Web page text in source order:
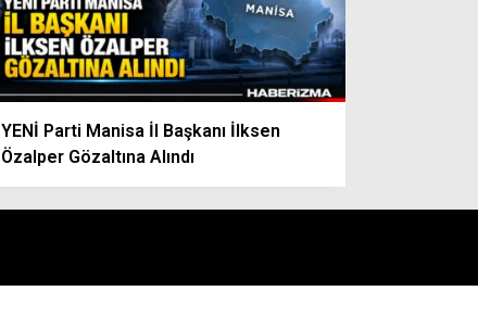
YENİ Parti Manisa İl Başkanı İlksen
Özalper Gözaltına Alındı